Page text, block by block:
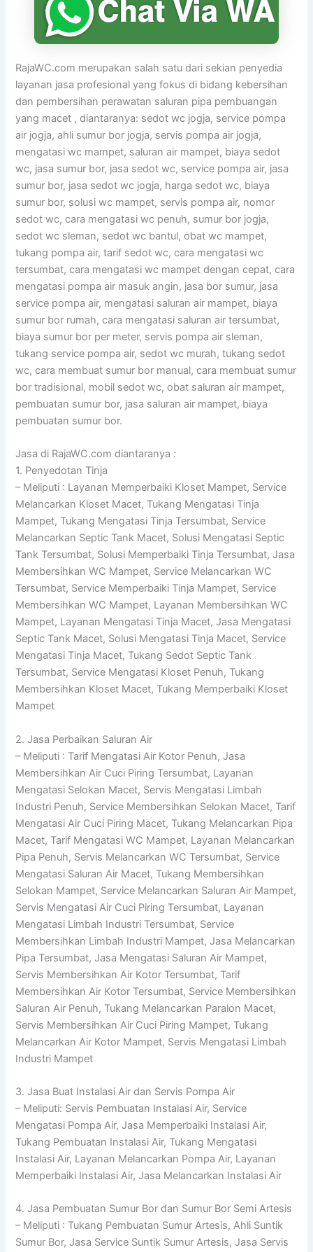
RajaWC.com merupakan salah satu dari sekian penyedia
layanan jasa profesional yang fokus di bidang kebersihan
dan pembersihan perawatan saluran pipa pembuangan
yang macet , diantaranya: sedot wc jogja, service pompa
air jogja, ahli sumur bor jogja, servis pompa air jogja,
mengatasi wc mampet, saluran air mampet, biaya sedot
wc, jasa sumur bor, jasa sedot wc, service pompa air, jasa
sumur bor, jasa sedot wc jogja, harga sedot wc, biaya
sumur bor, solusi wc mampet, servis pompa air, nomor
sedot wc, cara mengatasi wc penuh, sumur bor jogja,
sedot wc sleman, sedot wc bantul, obat wc mampet,
tukang pompa air, tarif sedot wc, cara mengatasi wc
tersumbat, cara mengatasi wc mampet dengan cepat, cara
mengatasi pompa air masuk angin, jasa bor sumur, jasa
service pompa air, mengatasi saluran air mampet, biaya
sumur bor rumah, cara mengatasi saluran air tersumbat,
biaya sumur bor per meter, servis pompa air sleman,
tukang service pompa air, sedot wc murah, tukang sedot
wc, cara membuat sumur bor manual, cara membuat sumur
bor tradisional, mobil sedot wc, obat saluran air mampet,
pembuatan sumur bor, jasa saluran air mampet, biaya
pembuatan sumur bor.
Jasa di RajaWC.com diantaranya :
1. Penyedotan Tinja
– Meliputi : Layanan Memperbaiki Kloset Mampet, Service
Melancarkan Kloset Macet, Tukang Mengatasi Tinja
Mampet, Tukang Mengatasi Tinja Tersumbat, Service
Melancarkan Septic Tank Macet, Solusi Mengatasi Septic
Tank Tersumbat, Solusi Memperbaiki Tinja Tersumbat, Jasa
Membersihkan WC Mampet, Service Melancarkan WC
Tersumbat, Service Memperbaiki Tinja Mampet, Service
Membersihkan WC Mampet, Layanan Membersihkan WC
Mampet, Layanan Mengatasi Tinja Macet, Jasa Mengatasi
Septic Tank Macet, Solusi Mengatasi Tinja Macet, Service
Mengatasi Tinja Macet, Tukang Sedot Septic Tank
Tersumbat, Service Mengatasi Kloset Penuh, Tukang
Membersihkan Kloset Macet, Tukang Memperbaiki Kloset
Mampet
2. Jasa Perbaikan Saluran Air
– Meliputi : Tarif Mengatasi Air Kotor Penuh, Jasa
Membersihkan Air Cuci Piring Tersumbat, Layanan
Mengatasi Selokan Macet, Servis Mengatasi Limbah
Industri Penuh, Service Membersihkan Selokan Macet, Tarif
Mengatasi Air Cuci Piring Macet, Tukang Melancarkan Pipa
Macet, Tarif Mengatasi WC Mampet, Layanan Melancarkan
Pipa Penuh, Servis Melancarkan WC Tersumbat, Service
Mengatasi Saluran Air Macet, Tukang Membersihkan
Selokan Mampet, Service Melancarkan Saluran Air Mampet,
Servis Mengatasi Air Cuci Piring Tersumbat, Layanan
Mengatasi Limbah Industri Tersumbat, Service
Membersihkan Limbah Industri Mampet, Jasa Melancarkan
Pipa Tersumbat, Jasa Mengatasi Saluran Air Mampet,
Servis Membersihkan Air Kotor Tersumbat, Tarif
Membersihkan Air Kotor Tersumbat, Service Membersihkan
Saluran Air Penuh, Tukang Melancarkan Paralon Macet,
Servis Membersihkan Air Cuci Piring Mampet, Tukang
Melancarkan Air Kotor Mampet, Servis Mengatasi Limbah
Industri Mampet
3. Jasa Buat Instalasi Air dan Servis Pompa Air
– Meliputi: Servis Pembuatan Instalasi Air, Service
Mengatasi Pompa Air, Jasa Memperbaiki Instalasi Air,
Tukang Pembuatan Instalasi Air, Tukang Mengatasi
Instalasi Air, Layanan Melancarkan Pompa Air, Layanan
Memperbaiki Instalasi Air, Jasa Melancarkan Instalasi Air
4. Jasa Pembuatan Sumur Bor dan Sumur Bor Semi Artesis
– Meliputi : Tukang Pembuatan Sumur Artesis, Ahli Suntik
Sumur Bor, Jasa Service Suntik Sumur Artesis, Jasa Servis